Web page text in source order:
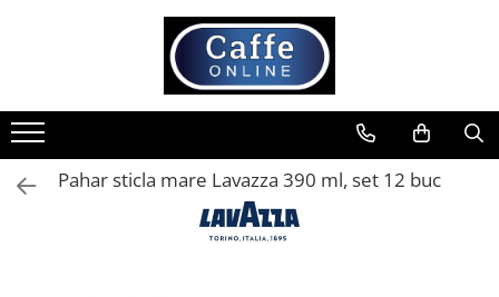
Cafea
Cafea Boabe
Capsule Cafea
Pahar sticla mare Lavazza 390 ml, set 12 buc